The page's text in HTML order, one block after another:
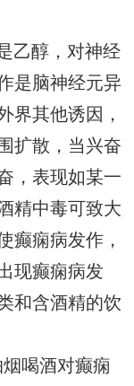
乙醇，对神经
是脑神经元异
界其他诱因，
扩散，当兴奋
，表现如某一
精中毒可致大
癫痫病发作，
现癫痫病发
和含酒精的饮
喝酒对癫痫